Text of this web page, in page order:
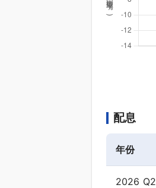
%
)
配息
年份
2026 Q2